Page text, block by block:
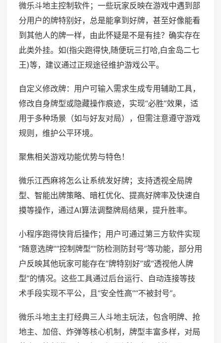
微乐斗地主控制软件；一些玩家反映在游戏中遇到部
分用户的牌特别好，总是能拿到好牌，甚至好像能看
到其他人的牌一样，由此怀疑是不是有挂？确实存在
此类外挂。如(指尖跑得快,随便玩三打哈,白金岛二七
王)等，建议通过正规途径维护游戏公平。
自定义修改牌：用户可输入需求生成专用辅助工具，
修改自身牌型或隐藏操作痕迹，实现“必胜”效果，适
用于多种场景（如与好友对局），但需注意遵守游戏
规则，维护公平环境。
聚焦相关游戏功能优势与特色！
微乐江西麻将怎么让系统发好牌；支持透视全局牌
型、智能出牌策略、暗杠优化、提高好牌率及快速自
摸等操作，通过AI算法调整牌局结果，提升胜率。
小程序跑得快背后操作；用户可通过第三方软件实现
“随意选牌”“控制牌型”“防检测防封号”等功能，部分用
户反映其他玩家可能存在“牌特别好”或“透视他人牌
型”的情况。这些工具通过后台运行、自动连接等技
术手段实现不平公，且“安全性高”“不被封号”。
微乐斗地主主打经典三人斗地主玩法，包含明牌、抢
地主、加倍、炸弹等核心机制，牌型丰富多样，对局